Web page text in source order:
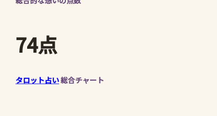
74点
タロット占い総合チャート